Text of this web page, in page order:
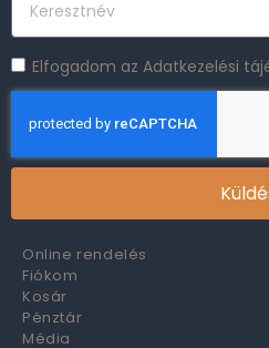
Elfogadom az Adatkezelési
Online rendelés
Fiókom
Kosár
Pénztár
Média